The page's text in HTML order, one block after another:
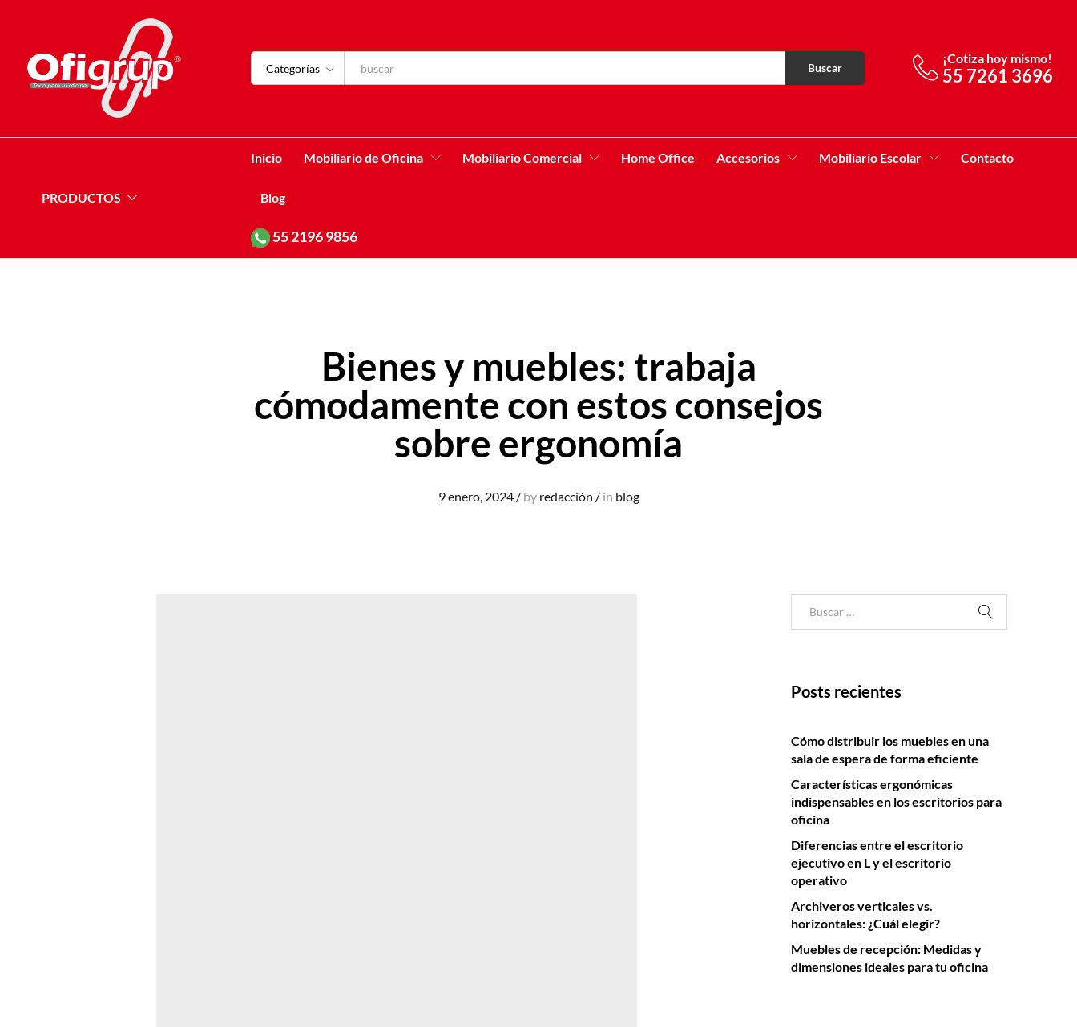
Categorías Buscar
¡Cotiza hoy mismo!
55 7261 3696
PRODUCTOS
Inicio Mobiliario de Oficina Mobiliario Comercial Home Office Accesorios Mobiliario Escolar Contacto
Blog
552196 9856
Bienes y muebles: trabaja
cómodamente con estos consejos
sobre ergonomía
9 enero, 2024/by redacción /in blog
Posts recientes
Cómo distribuir los muebles en una
sala de espera de forma eficiente
Características ergonómicas
indispensables en los escritorios para
oficina
Diferencias entre el escritorio
ejecutivo en L y el escritorio
operativo
Archiveros verticales vs.
horizontales: ¿Cuál elegir?
Muebles de recepción: Medidas y
dimensiones ideales para tu oficina